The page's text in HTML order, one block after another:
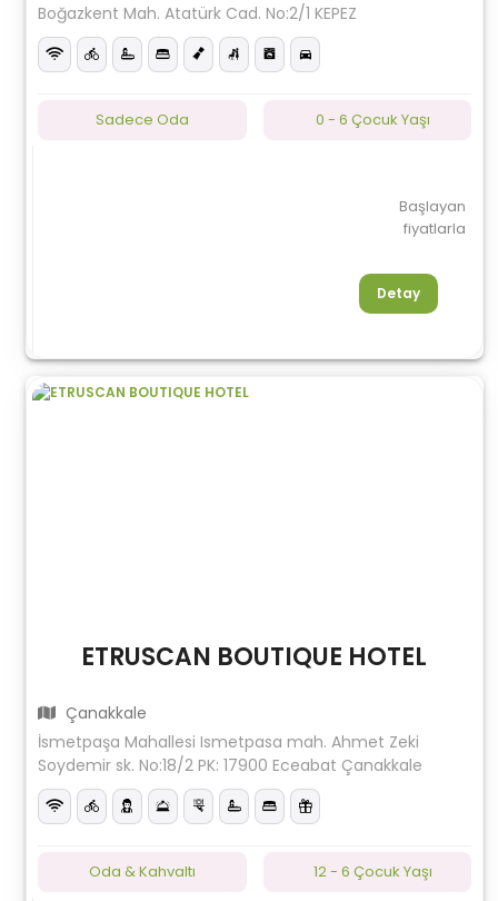
Boğazkent Mah. Atatürk Cad. No:2/1 KEPEZ
Sadece Oda 0 - 6 Çocuk Yaşı
Başlayan
fiyatlarla
Detay
ETRUSCAN BOUTIQUE HOTEL
Çanakkale
İsmetpaşa Mahallesi Ismetpasa mah. Ahmet Zeki
Soydemir sk. No:18/2 PK: 17900 Eceabat Çanakkale
Oda & Kahvaltı 12 - 6 Çocuk Yaşı